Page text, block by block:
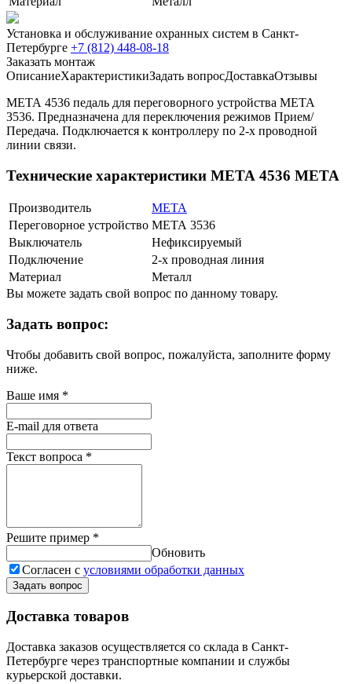
Установка и обслуживание охранных систем в Санкт-
Петербурге +7 (812) 448-08-18
Заказать монтаж
ОписаниеХарактеристикиЗадать вопросДоставкаОтзывы
МЕТА 4536 педаль для переговорного устройства МЕТА
3536. Предназначена для переключения режимов Прием/
Передача. Подключается к контроллеру по 2-х проводной
линии связи.
Технические характеристики МЕТА 4536 МЕТА
Производитель
МЕТА
Переговорное устройство МЕТА 3536
Выключатель
Нефиксируемый
Подключение
2-х проводная линия
Материал
Металл
Вы можете задать свой вопрос по данному товару.
Задать вопрос:
Чтобы добавить свой вопрос, пожалуйста, заполните форму
ниже.
Ваше имя *
E-mail для ответа
Текст вопроса *
Решите пример *
Обновить
Согласен с условиями обработки данных
Задать вопрос
Доставка товаров
Доставка заказов осуществляется со склада в Санкт-
Петербурге через транспортные компании и службы
курьерской доставки.